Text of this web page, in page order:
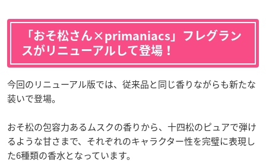
「おそ松さん×primaniacs」フレグラン
スがリニューアルして登場！
今回のリニューアル版では、従来品と同じ香りながらも新たな
装いで登場。
おそ松の包容力あるムスクの香りから、十四松のピュアで弾け
るような甘さまで、それぞれのキャラクター性を完璧に表現し
た6種類の香水となっています。